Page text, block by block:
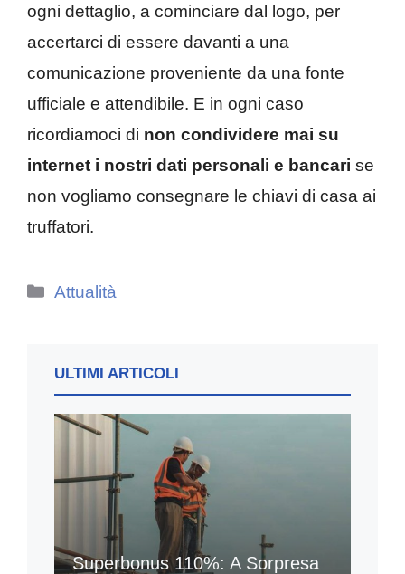
ogni dettaglio, a cominciare dal logo, per
accertarci di essere davanti a una
comunicazione proveniente da una fonte
ufficiale e attendibile. E in ogni caso
ricordiamoci di non condividere mai su
internet i nostri dati personali e bancari se
non vogliamo consegnare le chiavi di casa ai
truffatori.
Categorie
Attualità
ULTIMI ARTICOLI
Superbonus 110%: A Sorpresa